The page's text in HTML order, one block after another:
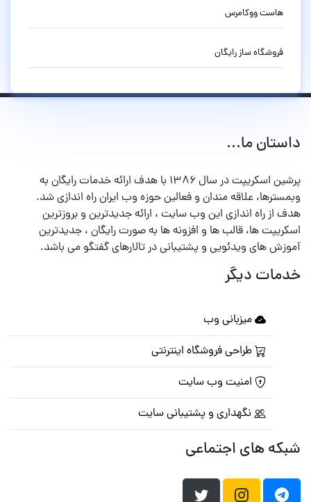
هاست ووکامرس
فروشگاه ساز رایگان
داستان ما...
پرشین اسکریپت در سال ۱۳۸۶ با هدف ارائه خدمات رایگان به
وبمسترها، علاقه مندان و فعالین حوزه وب ایران راه اندازی شد.
هدف از راه اندازی این وب سایت ، ارائه جدیدترین و بروزترین
اسکریپت ها، قالب ها و افزونه ها به صورت رایگان ، جدیدترین
آموزش های ویدئویی و پشتیبانی در تالارهای گفتگو می باشد.
خدمات دیگر
میزبانی وب
طراحی فروشگاه اینترنتی
امنیت وب سایت
نگهداری و پشتیبانی سایت
شبکه های اجتماعی